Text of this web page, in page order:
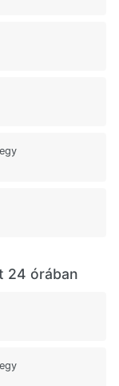
24 órában